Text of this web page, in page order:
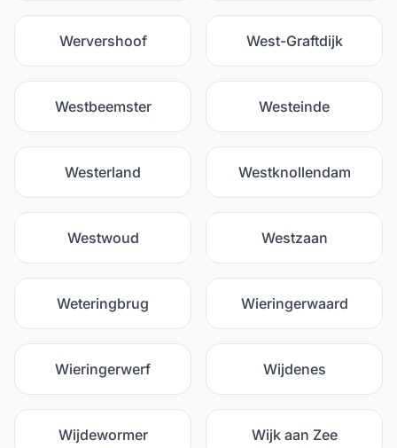
Wervershoof West-Graftdijk
Westbeemster Westeinde
Westerland Westknollendam
Westwoud Westzaan
Weteringbrug Wieringerwaard
Wieringerwerf Wijdenes
Wijdewormer Wijk aan Zee